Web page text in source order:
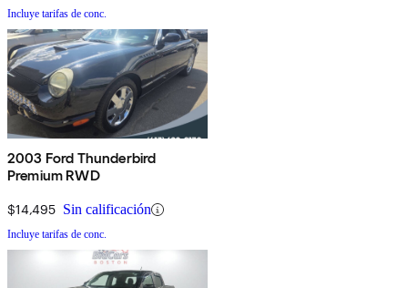
Incluye tarifas de conc.
2003 Ford Thunderbird
Premium RWD
$14,495 Sin calificación
Incluye tarifas de conc.